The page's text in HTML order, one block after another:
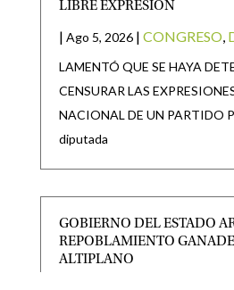
LIBRE EXPRESIÓN
| Ago 5, 2026 | CONGRESO
LAMENTÓ QUE SE HAYA
CENSURAR LAS
NACIONAL DE UN PARTIDO
diputada
GOBIERNO DEL ESTADO
REPOBLAMIENTO
ALTIPLANO